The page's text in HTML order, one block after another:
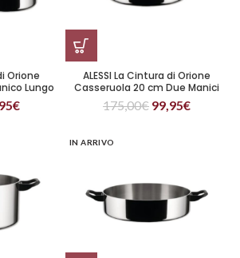
Orione
Lungo
€
ALESSI La Cintura di Orione
Casseruola 20 cm Due Manici
175,00€ 99,95€
IN ARRIVO